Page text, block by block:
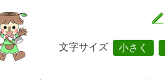
文字サイズ 小さく